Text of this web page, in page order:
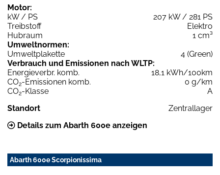
Motor:
kW / PS
207 kW / 281 PS
Treibstoff
Elektro
Hubraum
1 cm³
Umweltnormen:
Umweltplakette
4 (Green)
Verbrauch und Emissionen nach WLTP:
Energieverbr. komb.
18,1 kWh/100km
CO2-Emissionen komb.
0 g/km
CO2-Klasse
A
Standort
Zentrallager
Details zum Abarth 600e anzeigen
Abarth 600e Scorpionissima